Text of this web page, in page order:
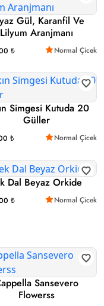
Gül, Karanfil Ve
Lilyum Aranjmanı
₺ Normal Çicek
Simgesi Kutuda 20
Güller
₺ Normal Çicek
Dal Beyaz Orkide
₺ Normal Çicek
Sansevero
Flowerss